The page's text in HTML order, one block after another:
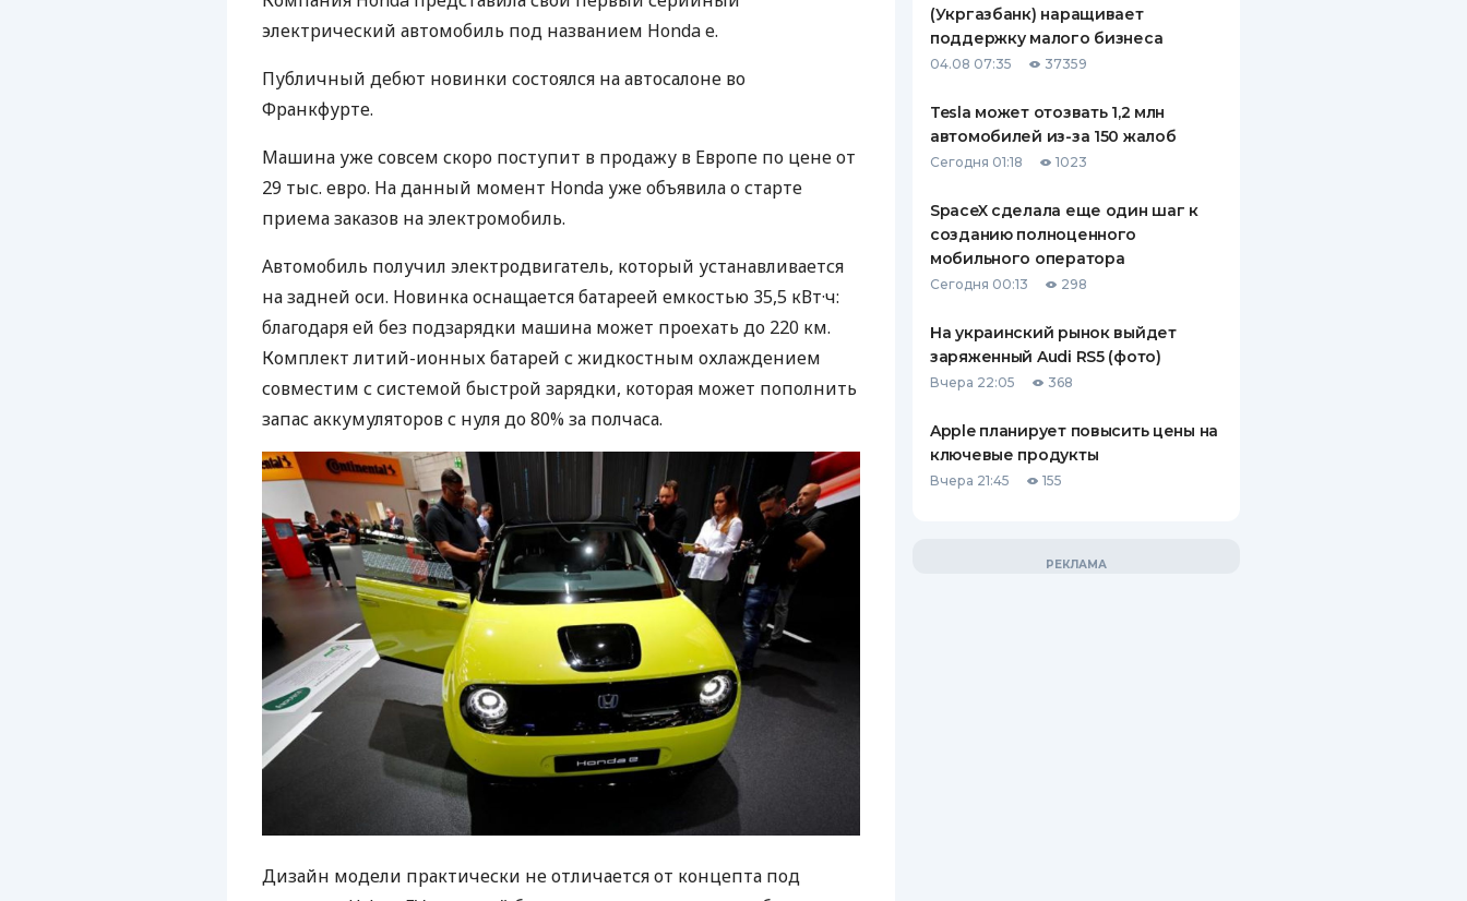
ПУТЕВОДИТЕЛИ ПО
СТРАХОВЫЕ КОМПАНИИ
КОМПАНИЯХ
ДОСТАВКА И ОПЛАТА
КОНТАКТЫ
электрический автомобиль под названием Honda e.
Публичный дебют новинки состоялся на автосалоне во
Франкфурте.
Машина уже совсем скоро поступит в продажу в Европе по цене от
29 тыс. евро. На данный момент Honda уже объявила о старте
приема заказов на электромобиль.
Автомобиль получил электродвигатель, который устанавливается
на задней оси. Новинка оснащается батареей емкостью 35,5 кВт·ч:
благодаря ей без подзарядки машина может проехать до 220 км.
Комплект литий-ионных батарей с жидкостным охлаждением
совместим с системой быстрой зарядки, которая может пополнить
запас аккумуляторов с нуля до 80% за полчаса.
Дизайн модели практически не отличается от концепта под
(Укргазбанк) наращивает
поддержку малого бизнеса
04.08 07:35 37359
Tesla может отозвать 1,2 млн
автомобилей из-за 150 жалоб
Сегодня 01:18 1023
SpaceX сделала еще один шаг к
созданию полноценного
мобильного оператора
Сегодня 00:13 298
На украинский рынок выйдет
заряженный Audi RS5 (фото)
Вчера 22:05 368
Apple планирует повысить цены на
ключевые продукты
Вчера 21:45 155